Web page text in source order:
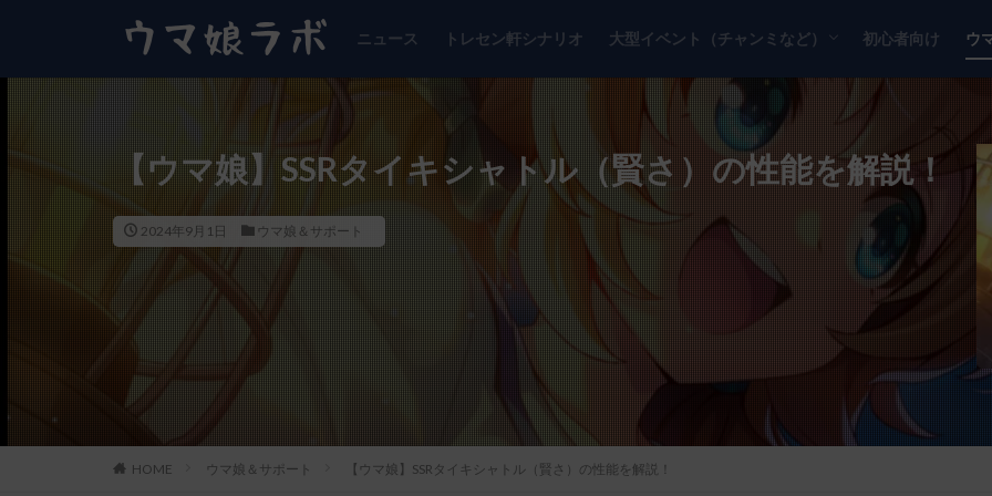
ニュース トレセン軒シナリオ 大型イベント（チャンミなど）
チャンピオンズミーティング
リーグオブヒーローズ
初心者向け ウ
【ウマ娘】SSRタイキシャトル（賢さ）の性能を解説！
2024年9月1日 ウマ娘＆サポート
HOME ウマ娘＆サポート 【ウマ娘】SSRタイキシャトル（賢さ）の性能を解説！